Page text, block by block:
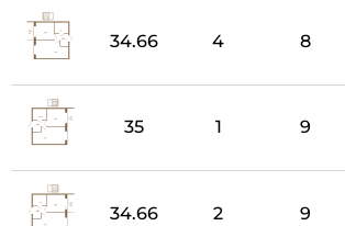
34.66 4 8
35 1 9
34.66 2 9